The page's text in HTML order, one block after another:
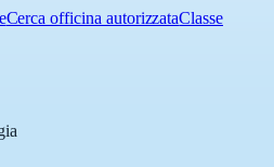
Cerca officina autorizzataClasse